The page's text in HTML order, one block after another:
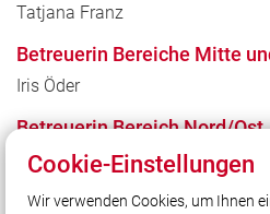
Tatjana Franz
Betreuerin Bereiche Mitte
Iris Öder
Betreuerin Bereich Nord/Ost
Theresa Jenkner
Betreuer Bereich West
Cookie-Einstellungen
Wir verwenden Cookies, um Ihnen